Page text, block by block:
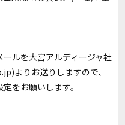
ルを大宮アルディージャ社
よりお送りしますので、
をお願いします。